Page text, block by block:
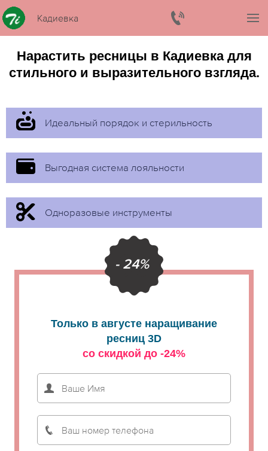
Кадиевка
Нарастить ресницы в Кадиевка для
стильного и выразительного взгляда.
Идеальный порядок и стерильность
Выгодная система лояльности
Одноразовые инструменты
- 24%
Только в августе наращивание
ресниц 3D
со скидкой до -24%